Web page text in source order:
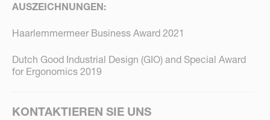
AUSZEICHNUNGEN:
Haarlemmermeer Business Award 2021
Dutch Good Industrial Design (GIO) and Special Award
for Ergonomics 2019
KONTAKTIEREN SIE UNS